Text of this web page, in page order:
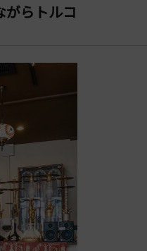
がらトルコ